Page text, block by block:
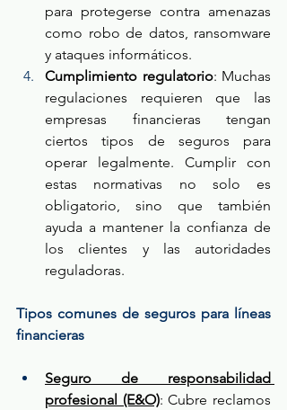
para protegerse contra amenazas
como robo de datos, ransomware
y ataques informáticos.
Cumplimiento regulatorio: Muchas
regulaciones requieren que las
empresas financieras tengan
ciertos tipos de seguros para
operar legalmente. Cumplir con
estas normativas no solo es
obligatorio, sino que también
ayuda a mantener la confianza de
los clientes y las autoridades
reguladoras.
Tipos comunes de seguros para líneas
financieras
Seguro de responsabilidad
profesional (E&O): Cubre reclamos